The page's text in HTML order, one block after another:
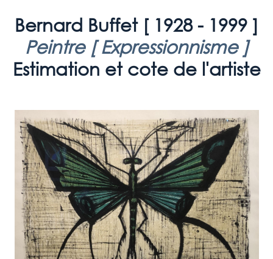
Bernard Buffet [ 1928 - 1999 ]
Peintre [Expressionnisme]
Estimation et cote de l'artiste